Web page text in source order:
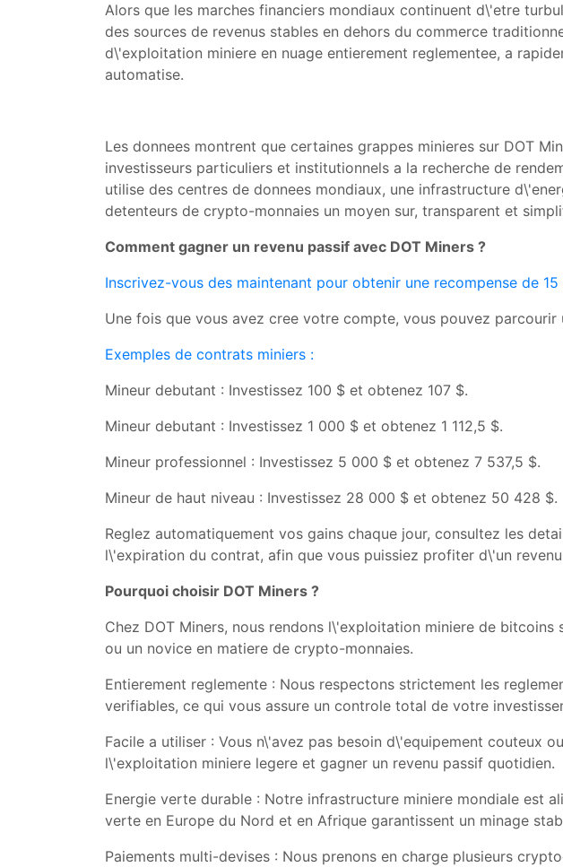
Alors que les marches financiers mondiaux continuent d\'etre
des sources de revenus stables en dehors du commerce
d\'exploitation miniere en nuage entierement reglementee, a
automatise.
Les donnees montrent que certaines grappes minieres sur DOT
investisseurs particuliers et institutionnels a la recherche de
utilise des centres de donnees mondiaux, une infrastructure
detenteurs de crypto-monnaies un moyen sur, transparent et
Comment gagner un revenu passif avec DOT Miners ?
Inscrivez-vous des maintenant pour obtenir une recompense de
Une fois que vous avez cree votre compte, vous pouvez
Exemples de contrats miniers :
Mineur debutant : Investissez 100 $ et obtenez 107 $.
Mineur debutant : Investissez 1 000 $ et obtenez 1 112,5 $.
Mineur professionnel : Investissez 5 000 $ et obtenez 7 537,5 $.
Mineur de haut niveau : Investissez 28 000 $ et obtenez 50 428 $.
Reglez automatiquement vos gains chaque jour, consultez les
l\'expiration du contrat, afin que vous puissiez profiter d\'un
Pourquoi choisir DOT Miners ?
Chez DOT Miners, nous rendons l\'exploitation miniere de
ou un novice en matiere de crypto-monnaies.
Entierement reglemente : Nous respectons strictement les
verifiables, ce qui vous assure un controle total de votre
Facile a utiliser : Vous n\'avez pas besoin d\'equipement couteux
l\'exploitation miniere legere et gagner un revenu passif quotidien.
Energie verte durable : Notre infrastructure miniere mondiale est
verte en Europe du Nord et en Afrique garantissent un minage
Paiements multi-devises : Nous prenons en charge plusieurs